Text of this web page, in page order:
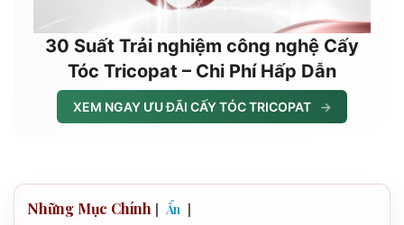
30 Suất Trải nghiệm công nghệ Cấy
Tóc Tricopat – Chi Phí Hấp Dẫn
XEM NGAY ƯU ĐÃI CẤY TÓC TRICOPAT →
Những Mục Chính [ Ẩn ]